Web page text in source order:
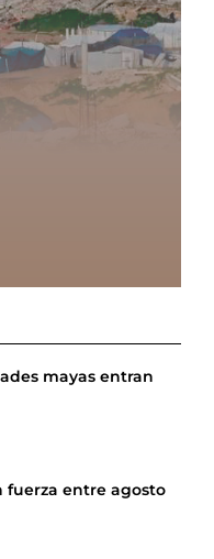
mayas entran
fuerza entre agosto